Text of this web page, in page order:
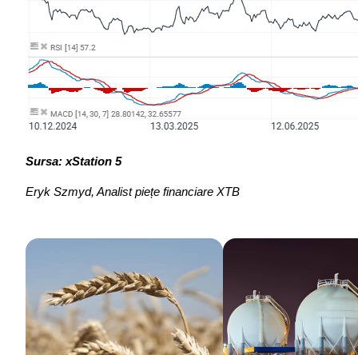
Sursa: xStation 5
Eryk Szmyd, Analist piețe financiare XTB